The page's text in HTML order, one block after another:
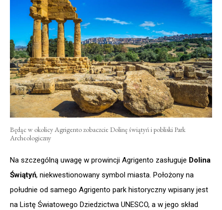
Będąc w okolicy Agrigento zobaczcie Dolinę świątyń i pobliski Park
Archeologiczny
Na szczególną uwagę w prowincji Agrigento zasługuje Dolina
Świątyń, niekwestionowany symbol miasta. Położony na
południe od samego Agrigento park historyczny wpisany jest
na Listę Światowego Dziedzictwa UNESCO, a w jego skład